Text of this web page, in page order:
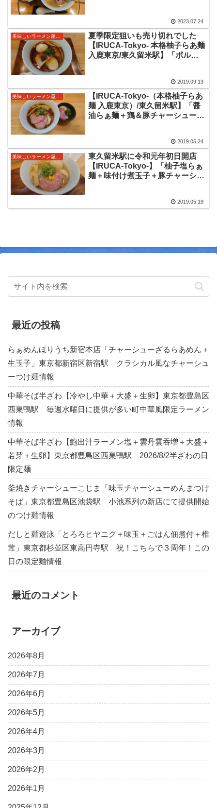
ん。ミシュラン掲載でますます人
気の美味しいラーメンをいただき
ました。
2023.07.24
美味しいラーメン屋さん
夏季限定狙いも売り切れでした
【IRUCA-Tokyo- 本格柚子らあ麺
入鹿東京/東久留米駅】「ポルチ
ポルチーニが加わってさらに美味
しい醤油をいただいてきました。
2019.09.13
【IRUCA-Tokyo-（本格柚子らあ
麺 入鹿東京）/東久留米駅】「醤
油らぁ麺＋鶏＆豚チャーシュー」
注文！鶏が美味しいラーメンをい
ただいてきました。
2019.05.24
東久留米駅に令和元年初日開店
【IRUCA-Tokyo-】「柚子塩らぁ
麺＋味付け煮玉子＋豚チャーシュ
板にも記載のある柚子塩らぁ麺を
2019.05.19
最近の投稿
らぁめんほりうち新宿本店「チャーシューざるらあめん＋
生玉子」東京都新宿区新宿駅 クラシカル風なチャーシュ
ーつけ麺情報
中華そば半ざわ【冷やし中華＋大盛＋生卵】東京都豊島区
西巣鴨駅 毎週水曜日に提供が多い町中華風限定ラーメン
情報
中華そば半ざわ【鮑出汁ラーメン塩＋雲丹雲吞増＋大盛＋
若芽＋生卵】東京都豊島区西巣鴨駅 2026/8/2半ざわの日
限定麺
釜焼きチャーシューこじま「味玉チャーシューめんまつけ
そば」東京都豊島区池袋駅 小池系列の新店にて提供開始
のつけ麺情報
だしと麺遊泳「とろろヒヤニク＋味玉＋ごはん佃煮付＋椎
茸」東京都杉並区東高円寺駅 祝！こちらで３周年！この
日の限定麺情報
最近のコメント
アーカイブ
2026年8月
2026年7月
2026年6月
2026年5月
2026年4月
2026年3月
2026年2月
2026年1月